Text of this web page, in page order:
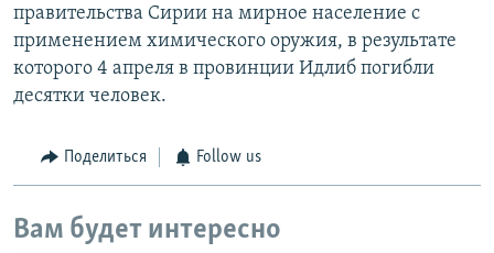
правительства Сирии на мирное население с
применением химического оружия, в результате
которого 4 апреля в провинции Идлиб погибли
десятки человек.
Поделиться Follow us
Вам будет интересно